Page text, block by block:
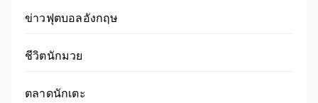
ข่าวฟุตบอลอังกฤษ
ชีวิตนักมวย
ตลาดนักเตะ